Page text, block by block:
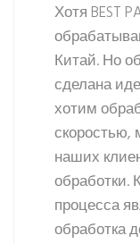
Хотя BEST
Китай. Но
сделана
хотим
скоростью,
наших
обработки.
процесса
обработка